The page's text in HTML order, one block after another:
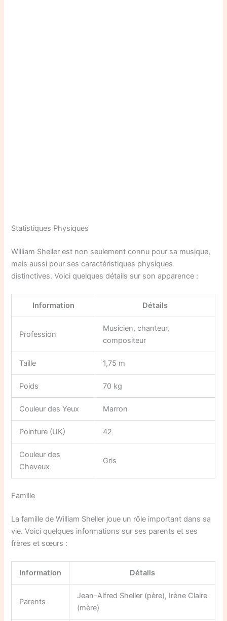
Statistiques Physiques
William Sheller est non seulement connu pour sa musique,
mais aussi pour ses caractéristiques physiques
distinctives. Voici quelques détails sur son apparence :
Information Détails
Profession
Musicien, chanteur,
compositeur
Taille 1,75 m
Poids 70 kg
Couleur des Yeux Marron
Pointure (UK) 42
Couleur des
Cheveux
Gris
Famille
La famille de William Sheller joue un rôle important dans sa
vie. Voici quelques informations sur ses parents et ses
frères et sœurs :
Information Détails
Parents
Jean-Alfred Sheller (père), Irène Claire
(mère)